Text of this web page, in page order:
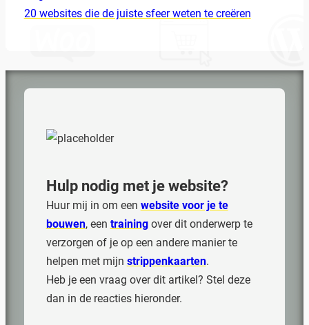
20 websites die de juiste sfeer weten te creëren
Hulp nodig met je website?
Huur mij in om een website voor je te
bouwen, een trainingover dit onderwerp te
verzorgen of je op een andere manier te
helpen met mijn strippenkaarten.
Heb je een vraag over dit artikel? Stel deze
dan in de reacties hieronder.